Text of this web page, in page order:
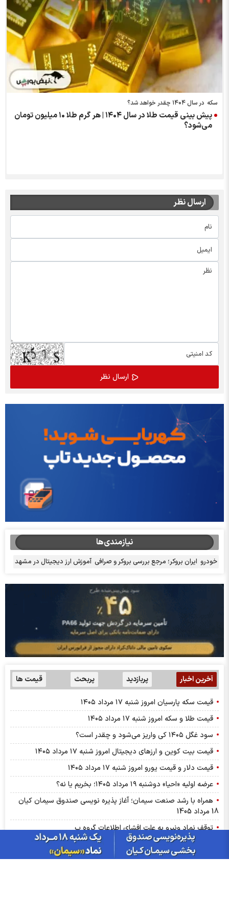
سکه در سال ۱۴۰۴ چقدر خواهد شد؟
پیش بینی قیمت طلا در سال ۱۴۰۴ | هر گرم طلا ۱۰ میلیون تومان
می‌شود؟
ارسال نظر
نیازمندی‌ها
خودرو ایران بروکر؛ مرجع بررسی بروکر و صرافی آموزش ارز دیجیتال در مشهد
آخرین اخبار پربازدید پربحث قیمت ها
قیمت سکه پارسیان امروز شنبه ۱۷ مرداد ۱۴۰۵
قیمت طلا و سکه امروز شنبه ۱۷ مرداد ۱۴۰۵
سود غگل ۱۴۰۵ کی واریز می‌شود و چقدر است؟
قیمت بیت کوین و ارز‌های دیجیتال امروز شنبه ۱۷ مرداد ۱۴۰۵
قیمت دلار و قیمت یورو امروز شنبه ۱۷ مرداد ۱۴۰۵
عرضه اولیه «احیا» دوشنبه ۱۹ مرداد ۱۴۰۵؛ بخریم یا نه؟
همراه با رشد صنعت سیمان؛ آغاز پذیره نویسی صندوق سیمان کیان
18 مرداد 1405
توقف نماد ونیرو به علت افشای اطلاعات گروه ب
توقف نماد مرقام به علت افشای اطلاعات گروه ب
نماد ورفاه متوقف شد